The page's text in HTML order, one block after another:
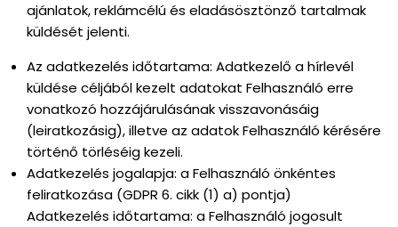
ajánlatok, reklámcélú és eladásösztönző tartalmak
küldését jelenti.
Az adatkezelés időtartama: Adatkezelő a hírlevél
küldése céljából kezelt adatokat Felhasználó erre
vonatkozó hozzájárulásának visszavonásáig
(leiratkozásig), illetve az adatok Felhasználó kérésére
történő törléséig kezeli.
Adatkezelés jogalapja: a Felhasználó önkéntes
feliratkozása (GDPR 6. cikk (1) a) pontja)
Adatkezelés időtartama: a Felhasználó jogosult